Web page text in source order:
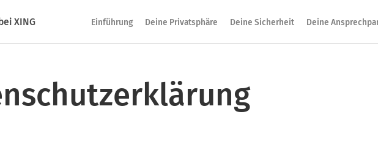
XING Einführung Deine Privatsphäre Deine Sicherheit Deine